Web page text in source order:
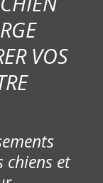
VOS
chiens et